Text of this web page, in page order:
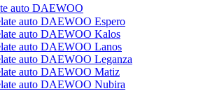
auto DAEWOO
auto DAEWOO Espero
auto DAEWOO Kalos
auto DAEWOO Lanos
auto DAEWOO Leganza
auto DAEWOO Matiz
auto DAEWOO Nubira